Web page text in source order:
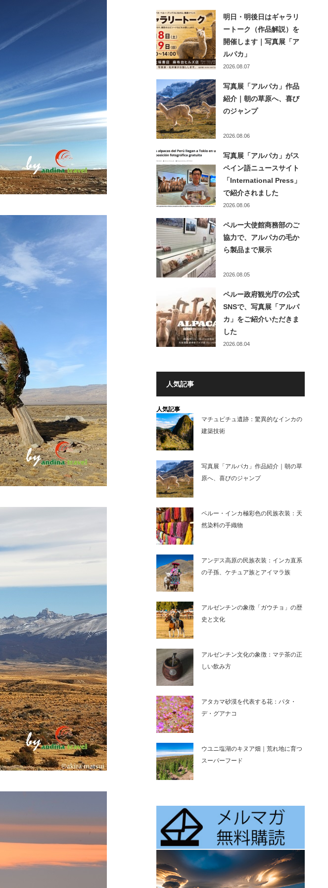
明日・明後日はギャラリ
ートーク（作品解説）を
開催します｜写真展「ア
ルパカ」
2026.08.07
写真展「アルパカ」作品
紹介｜朝の草原へ、喜び
のジャンプ
2026.08.06
写真展「アルパカ」がス
ペイン語ニュースサイト
「International Press」
で紹介されました
2026.08.06
ペルー大使館商務部のご
協力で、アルパカの毛か
ら製品まで展示
2026.08.05
ペルー政府観光庁の公式
SNSで、写真展「アルパ
カ」をご紹介いただきま
した
2026.08.04
人気記事
人気記事
マチュピチュ遺跡：驚異的なインカの
建築技術
写真展「アルパカ」作品紹介｜朝の草
原へ、喜びのジャンプ
ペルー・インカ極彩色の民族衣装：天
然染料の手織物
アンデス高原の民族衣装：インカ直系
の子孫、ケチュア族とアイマラ族
アルゼンチンの象徴「ガウチョ」の歴
史と文化
アルゼンチン文化の象徴：マテ茶の正
しい飲み方
アタカマ砂漠を代表する花：パタ・
デ・グアナコ
ウユニ塩湖のキヌア畑｜荒れ地に育つ
スーパーフード